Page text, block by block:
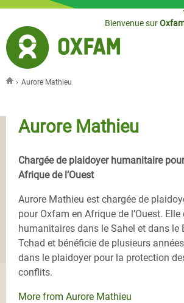
Bienvenue sur
› Aurore Mathieu
Aurore Mathieu
Chargée de plaidoyer humanitaire
Afrique de l’Ouest
Aurore Mathieu est chargée de
pour Oxfam en Afrique de l’Ouest.
humanitaires dans le Sahel et dans le
Tchad et bénéficie de plusieurs années
dans le plaidoyer pour la protection
conflits.
More from Aurore Mathieu